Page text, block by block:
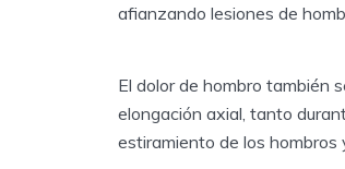
afianzando lesiones de
El dolor de hombro también
elongación axial, tanto
estiramiento de los hombros